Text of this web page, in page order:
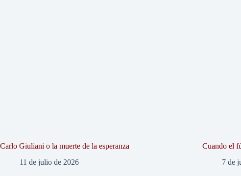
Carlo Giuliani o la muerte de la esperanza
11 de julio de 2026
Cuando el
7 de